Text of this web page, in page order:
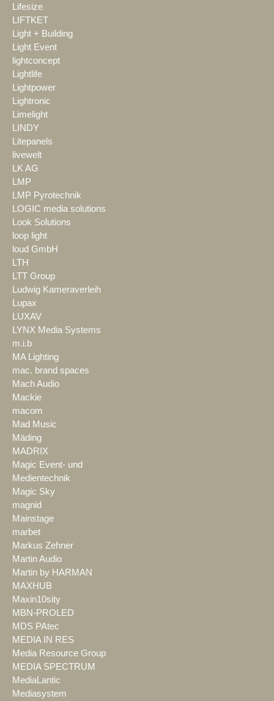
Lifesize
LIFTKET
Light + Building
Light Event
lightconcept
Lightlife
Lightpower
Lightronic
Limelight
LINDY
Litepanels
livewelt
LK AG
LMP
LMP Pyrotechnik
LOGIC media solutions
Look Solutions
loop light
loud GmbH
LTH
LTT Group
Ludwig Kameraverleih
Lupax
LUXAV
LYNX Media Systems
m.i.b
MA Lighting
mac. brand spaces
Mach Audio
Mackie
macom
Mad Music
Mäding
MADRIX
Magic Event- und
Medientechnik
Magic Sky
magnid
Mainstage
marbet
Markus Zehner
Martin Audio
Martin by HARMAN
MAXHUB
Maxin10sity
MBN-PROLED
MDS PAtec
MEDIA IN RES
Media Resource Group
MEDIA SPECTRUM
MediaLantic
Mediasystem